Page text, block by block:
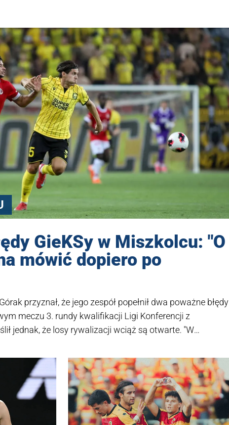
GieKSy w Miszkolcu: "O
mówić dopiero po
przyznał, że jego zespół popełnił dwa poważne błędy
meczu 3. rundy kwalifikacji Ligi Konferencji z
jednak, że losy rywalizacji wciąż są otwarte. "W